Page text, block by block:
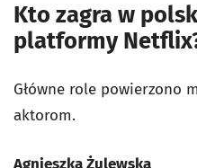
Kto zagra w
platformy
Główne role powierzono
aktorom.
Agnieszka Żulewska